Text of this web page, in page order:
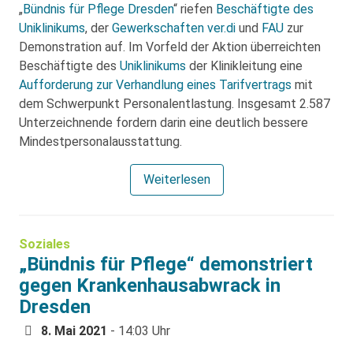
„Bündnis für Pflege Dresden“ riefen Beschäftigte des
Uniklinikums, der Gewerkschaften ver.di und FAU zur
Demonstration auf. Im Vorfeld der Aktion überreichten
Beschäftigte des Uniklinikums der Klinikleitung eine
Aufforderung zur Verhandlung eines Tarifvertrags mit
dem Schwerpunkt Personalentlastung. Insgesamt 2.587
Unterzeichnende fordern darin eine deutlich bessere
Mindestpersonalausstattung.
Weiterlesen
Soziales
„Bündnis für Pflege“ demonstriert
gegen Krankenhausabwrack in
Dresden
8. Mai 2021 - 14:03 Uhr